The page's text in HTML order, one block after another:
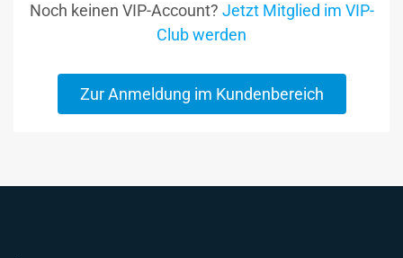
Noch keinen VIP-Account? Jetzt Mitglied im VIP-
Club werden
Zur Anmeldung im Kundenbereich